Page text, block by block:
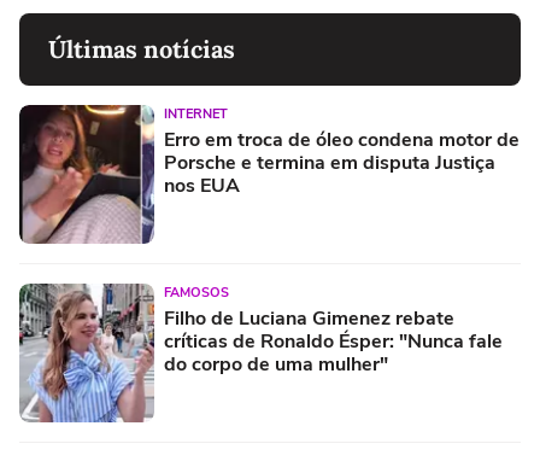
Últimas notícias
INTERNET
Erro em troca de óleo condena motor de
Porsche e termina em disputa Justiça
nos EUA
FAMOSOS
Filho de Luciana Gimenez rebate
críticas de Ronaldo Ésper: "Nunca fale
do corpo de uma mulher"